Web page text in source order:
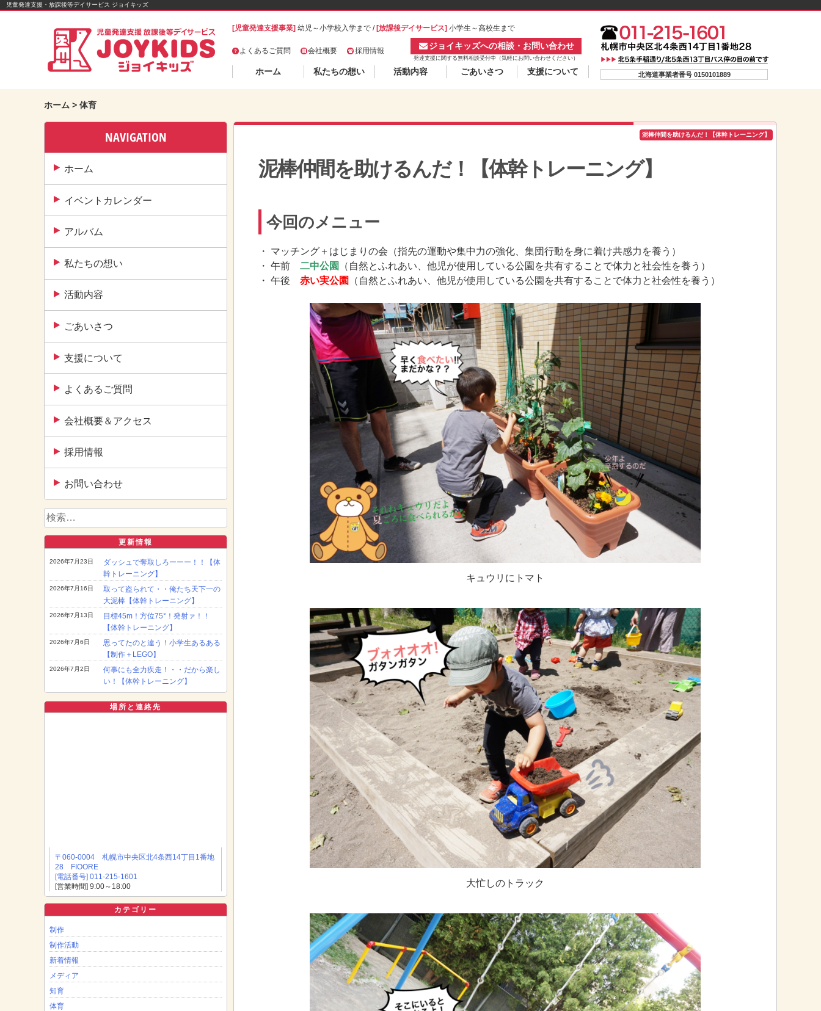
Skip
児童発達支援・放課後等デイサービス ジョイキッズ
[児童発達支援事業] 幼児～小学校入学まで /[放課後デイサービス] 小学生～高校生まで
よくあるご質問 会社概要 採用情報 ジョイキッズへの相談・お問い合わせ
発達支援に関する無料相談受付中（気軽にお問い合わせください）
ホーム 私たちの想い 活動内容 ごあいさつ 支援について 北海道事業者番号 0150101889
ホーム > 体育
NAVIGATION
ホーム
イベントカレンダー
アルバム
私たちの想い
活動内容
ごあいさつ
支援について
よくあるご質問
会社概要＆アクセス
採用情報
お問い合わせ
検
索:
更新情報
ダッシュで奪取しろーーー！！【体
幹トレーニング】
2026年7月23日
取って盗られて・・俺たち天下一の
大泥棒【体幹トレーニング】
2026年7月16日
目標45m！方位75°！発射ァ！！
【体幹トレーニング】
2026年7月13日
思ってたのと違う！小学生あるある
【制作＋LEGO】
2026年7月6日
何事にも全力疾走！・・だから楽し
い！【体幹トレーニング】
2026年7月2日
場所と連絡先
〒060-0004 札幌市中央区北4条西14丁目1番地
28 FIOORE
[電話番号] 011-215-1601
[営業時間] 9:00～18:00
カテゴリー
制作
制作活動
新着情報
メディア
知育
体育
泥棒仲間を助けるんだ！【体幹トレーニング】
泥棒仲間を助けるんだ！【体幹トレーニング】
今回のメニュー
・ マッチング＋はじまりの会（指先の運動や集中力の強化、集団行動を身に着け共感力を養う）
・ 午前 二中公園
（自然とふれあい、他児が使用している公園を共有することで体力と社会性を養う）
・ 午後 赤い実公園 （自然とふれあい、他児が使用している公園を共有することで体力と社会性を養う）
キュウリにトマト
大忙しのトラック